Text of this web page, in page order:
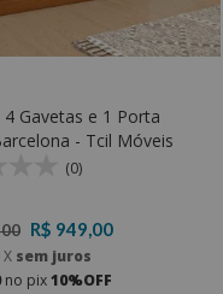
Gavetas e 1 Porta
Ripada Barcelona - Tcil Móveis
(0)
R$ 949,00
X sem juros
no pix10%OFF